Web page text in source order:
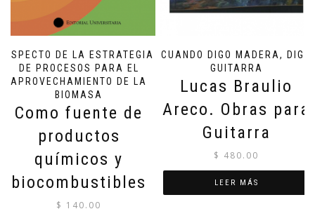
ASPECTO DE LA ESTRATEGIA
DE PROCESOS PARA EL
APROVECHAMIENTO DE LA
BIOMASA
Como fuente de
productos
químicos y
biocombustibles
$ 140.00
CUANDO DIGO MADERA, DIGO
GUITARRA
Lucas Braulio
Areco. Obras para
Guitarra
$ 480.00
LEER MÁS